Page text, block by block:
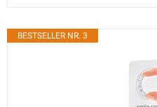
BESTSELLER NR. 3